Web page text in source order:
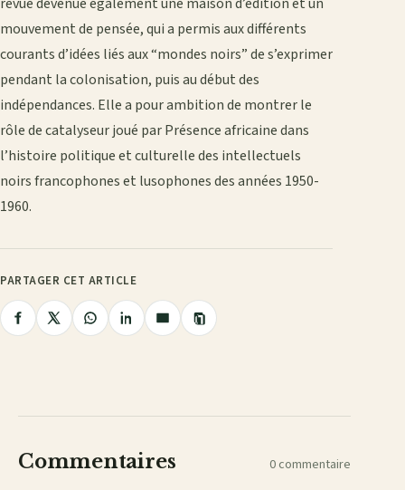
mouvement de pensée, qui a permis aux différents
courants d’idées liés aux “mondes noirs” de s’exprimer
pendant la colonisation, puis au début des
indépendances. Elle a pour ambition de montrer le
rôle de catalyseur joué par Présence africaine dans
l’histoire politique et culturelle des intellectuels
noirs francophones et lusophones des années 1950-
1960.
PARTAGER CET ARTICLE
PartagerPartagerPartagerPartagerPartager
Copier
le
Commentaires 0 commentaire